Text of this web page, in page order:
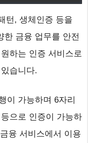
턴, 생체인증 등을
한 금융 업무를 안전
하는 인증 서비스로
습니다.
이 가능하며 6자리
으로 인증이 가능하
융 서비스에서 이용